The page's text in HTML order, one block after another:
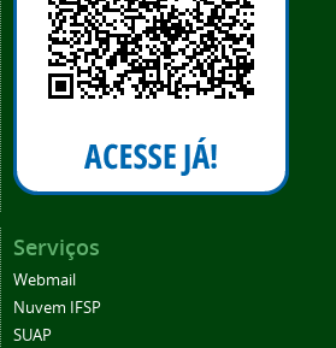
Serviços
Webmail
Nuvem IFSP
SUAP